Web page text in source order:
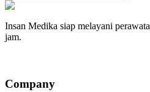
Insan Medika siap melayani
jam.
Company